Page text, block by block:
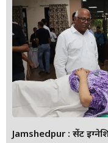
Jamshedpur : सेंट